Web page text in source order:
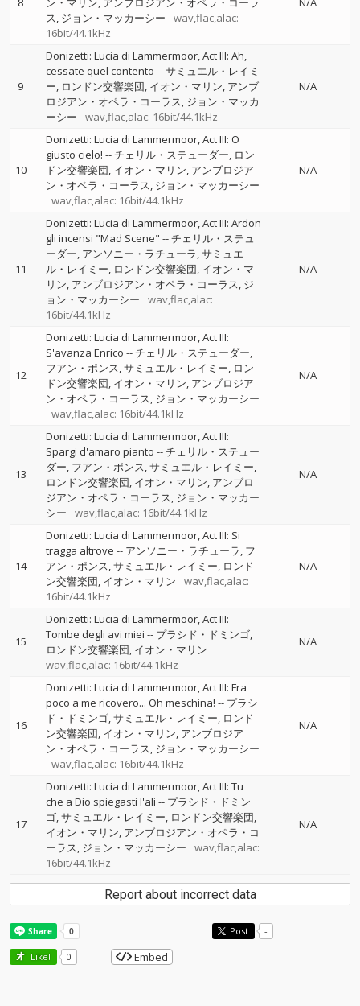
ス ジョン・マッカーシー
wav,flac,alac:
16bit/44.1kHz
9
Donizetti: Lucia di Lammermoor, Act III: Ah,
cessate quel contento --サミュエル・レイミ
ー ロンドン交響楽団 イオン・マリン アンブ
ロジアン・オペラ・コーラス ジョン・マッカ
ーシー
wav,flac,alac: 16bit/44.1kHz
N/A
10
Donizetti: Lucia di Lammermoor, Act III: O
giusto cielo! --チェリル・ステューダー ロン
ドン交響楽団 イオン・マリン アンブロジア
ン・オペラ・コーラス ジョン・マッカーシー
wav,flac,alac: 16bit/44.1kHz
N/A
11
Donizetti: Lucia di Lammermoor, Act III: Ardon
gli incensi "Mad Scene" --チェリル・ステュ
ーダー アンソニー・ラチューラ サミュエ
ル・レイミー ロンドン交響楽団 イオン・マ
リン アンブロジアン・オペラ・コーラス ジ
ョン・マッカーシー
wav,flac,alac:
16bit/44.1kHz
N/A
12
Donizetti: Lucia di Lammermoor, Act III:
S'avanza Enrico --チェリル・ステューダー
フアン・ポンス サミュエル・レイミー ロン
ドン交響楽団 イオン・マリン アンブロジア
ン・オペラ・コーラス ジョン・マッカーシー
wav,flac,alac: 16bit/44.1kHz
N/A
13
Donizetti: Lucia di Lammermoor, Act III:
Spargi d'amaro pianto --チェリル・ステュー
ダー フアン・ポンス サミュエル・レイミー
ロンドン交響楽団 イオン・マリン アンブロ
ジアン・オペラ・コーラス ジョン・マッカー
シー
wav,flac,alac: 16bit/44.1kHz
N/A
14
Donizetti: Lucia di Lammermoor, Act III: Si
tragga altrove -- アンソニー・ラチューラ フ
アン・ポンス サミュエル・レイミー ロンド
ン交響楽団 イオン・マリン
wav,flac,alac:
16bit/44.1kHz
N/A
15
Donizetti: Lucia di Lammermoor, Act III:
Tombe degli avi miei -- プラシド・ドミンゴ
ロンドン交響楽団 イオン・マリン
wav,flac,alac: 16bit/44.1kHz
N/A
16
Donizetti: Lucia di Lammermoor, Act III: Fra
poco a me ricovero... Oh meschina! -- プラシ
ド・ドミンゴ サミュエル・レイミー ロンド
ン交響楽団 イオン・マリン アンブロジア
ン・オペラ・コーラス ジョン・マッカーシー
wav,flac,alac: 16bit/44.1kHz
N/A
17
Donizetti: Lucia di Lammermoor, Act III: Tu
che a Dio spiegasti l'ali -- プラシド・ドミン
ゴ サミュエル・レイミー ロンドン交響楽団
イオン・マリン アンブロジアン・オペラ・コ
ーラス ジョン・マッカーシー
wav,flac,alac:
16bit/44.1kHz
N/A
Report about incorrect data
Post -
Like! 0 Embed